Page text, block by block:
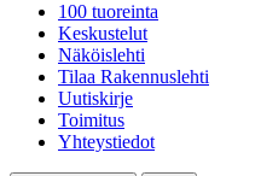
100 tuoreinta
Keskustelut
Näköislehti
Tilaa Rakennuslehti
Uutiskirje
Toimitus
Yhteystiedot